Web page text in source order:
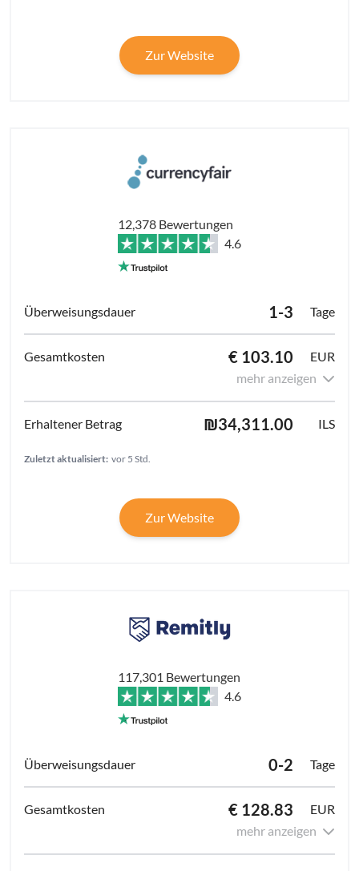
Zur Website
12,378 Bewertungen
4.6
1-3 Tage
€ 103.10
EUR
mehr anzeigen
₪34,311.00 ILS
Zuletzt aktualisiert: vor 5 Std.
Zur Website
117,301 Bewertungen
4.6
0-2 Tage
€ 128.83
EUR
mehr anzeigen